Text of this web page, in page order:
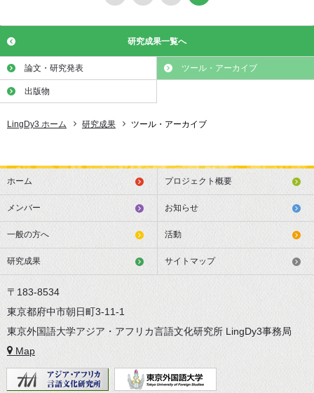
研究成果一覧へ
論文・研究発表 ツール・アーカイブ
出版物
LingDy3 ホーム 研究成果 ツール・アーカイブ
ホーム プロジェクト概要
メンバー お知らせ
一般の方へ 活動
研究成果 サイトマップ
〒183-8534
東京都府中市朝日町3-11-1
東京外国語大学アジア・アフリカ言語文化研究所 LingDy3事務局
Map